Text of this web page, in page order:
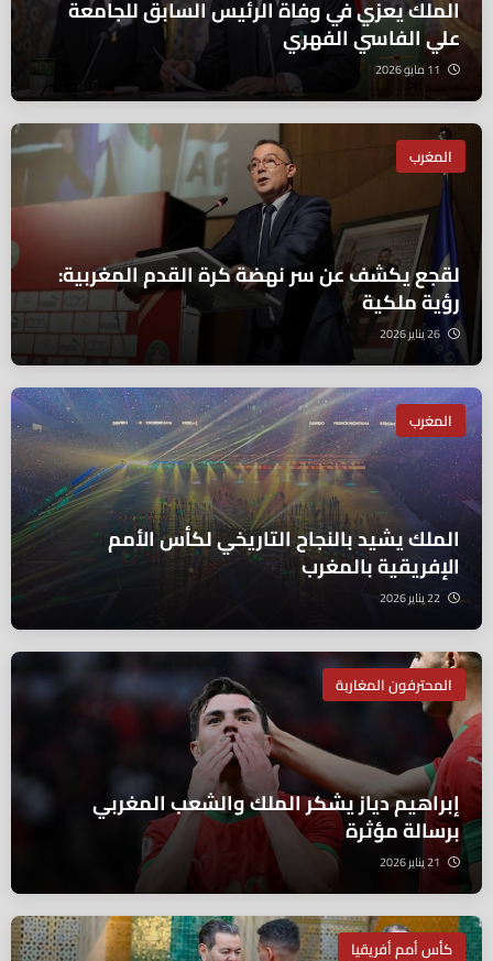
الملك يعزي في وفاة الرئيس السابق للجامعة
علي الفاسي الفهري
المغرب
لقجع يكشف عن سر نهضة كرة القدم المغربية:
رؤية ملكية
المغرب
الملك يشيد بالنجاح التاريخي لكأس الأمم
الإفريقية بالمغرب
المحترفون المغاربة
إبراهيم دياز يشكر الملك والشعب المغربي
برسالة مؤثرة
كأس أمم أفريقيا